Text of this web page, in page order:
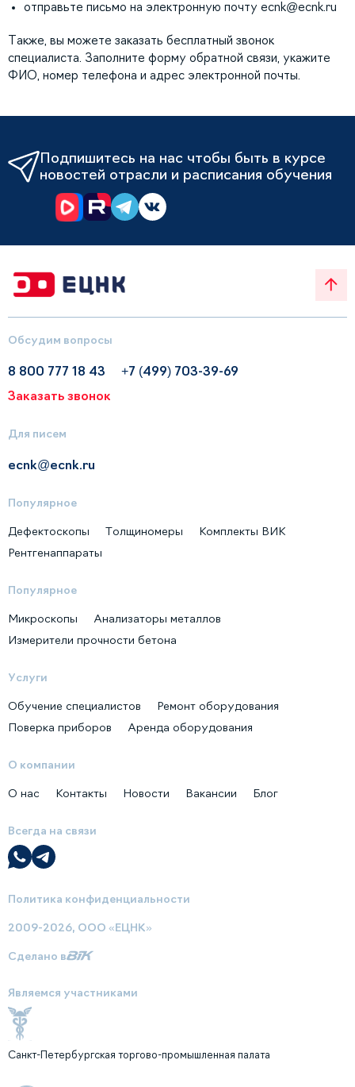
отправьте письмо на электронную почту ecnk@ecnk.ru
Также, вы можете заказать бесплатный звонок
специалиста. Заполните форму обратной связи, укажите
ФИО, номер телефона и адрес электронной почты.
Подпишитесь на нас чтобы быть в курсе
новостей отрасли и расписания обучения
Обсудим вопросы
8 800 777 18 43
+7 (499) 703-39-69
Заказать звонок
Для писем
ecnk@ecnk.ru
Популярное
Дефектоскопы Толщиномеры
Комплекты ВИК
Рентгенаппараты
Популярное
Микроскопы
Анализаторы металлов
Измерители прочности бетона
Услуги
Обучение специалистов
Ремонт оборудования
Поверка приборов
Аренда оборудования
О компании
О нас Контакты Новости Вакансии Блог
Всегда на связи
Политика конфиденциальности
2009-2026, ООО «ЕЦНК»
Сделано в
Являемся участниками
Санкт-Петербургская торгово-промышленная палата